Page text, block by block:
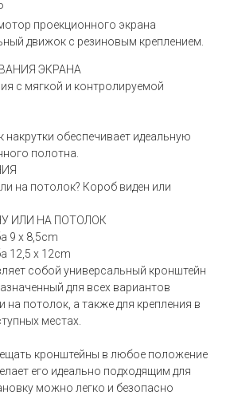
проекционного экрана
движок с резиновым креплением.
ЭКРАНА
с мягкой и контролируемой
обеспечивает идеальную
полотна.
на потолок? Короб виден или
ИЛИ НА ПОТОЛОК
9 x 8,5cm
12,5 x 12cm
собой универсальный кронштейн
для всех вариантов
на потолок, а также для крепления в
местах.
кронштейны в любое положение
его идеально подходящим для
можно легко и безопасно